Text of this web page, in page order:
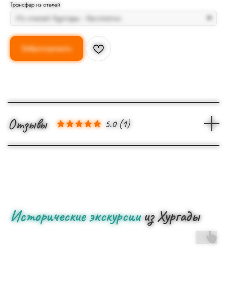
Трансфер из отелей
Забронировать
Отзывы 5.0 (1)
Исторические экскурсиииз Хургады